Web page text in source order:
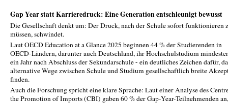
Gap Year statt Karrieredruck: Eine Generation entschleunigt bewusst
Die Gesellschaft denkt um: Der Druck, nach der Schule sofort funktionieren
müssen, schwindet.
Laut OECD Education at a Glance 2025 beginnen 44 % der Studierenden in
OECD-Ländern, darunter auch Deutschland, ihr Hochschulstudium
ein Jahr nach Abschluss der Sekundarschule - ein deutliches Zeichen dafür,
alternative Wege zwischen Schule und Studium gesellschaftlich breite
finden.
Auch die Forschung spricht eine klare Sprache: Laut einer Analyse des
the Promotion of Imports (CBI) gaben 60 % der Gap-Year-Teilnehmenden an,